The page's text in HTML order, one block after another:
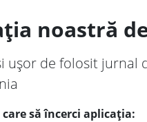
noastră
ușor de folosit jurnal
să încerci aplicația: